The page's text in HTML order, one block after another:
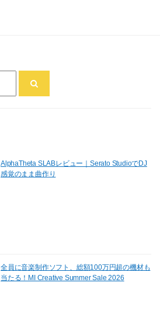
AlphaTheta SLABレビュー｜Serato StudioでDJ
感覚のまま曲作り
全員に音楽制作ソフト、総額100万円超の機材も
当たる！MI Creative Summer Sale 2026